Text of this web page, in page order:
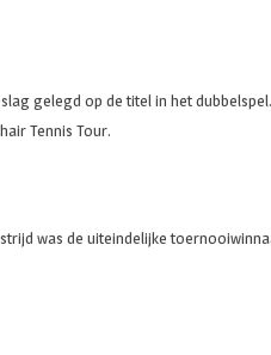
gelegd op de titel in het
Tennis Tour.
was de uiteindelijke